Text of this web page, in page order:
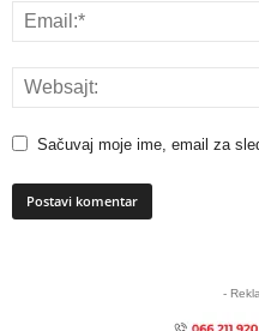
Sačuvaj moje ime, email za
-